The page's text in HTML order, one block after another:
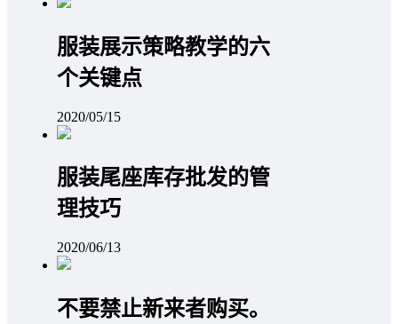
服装展示策略教学的六
个关键点
2020/05/15
服装尾座库存批发的管
理技巧
2020/06/13
不要禁止新来者购买。